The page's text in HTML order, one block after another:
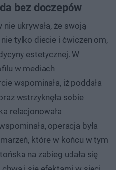
bez doczepów
ukrywała, że swoją
tylko diecie i ćwiczeniom,
estetycznej. W
w mediach
wspominała, iż poddała
wstrzyknęła sobie
relacjonowała
operacja była
które w końcu w tym
na zabieg udała się